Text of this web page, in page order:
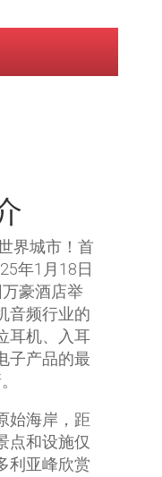
界城市！首
年1月18日
豪酒店举
音频行业的
耳机、入耳
子产品的最
始海岸，距
点和设施仅
利亚峰欣赏